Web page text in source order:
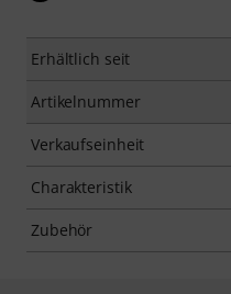
Erhältlich seit
Artikelnummer
Verkaufseinheit
Charakteristik
Zubehör